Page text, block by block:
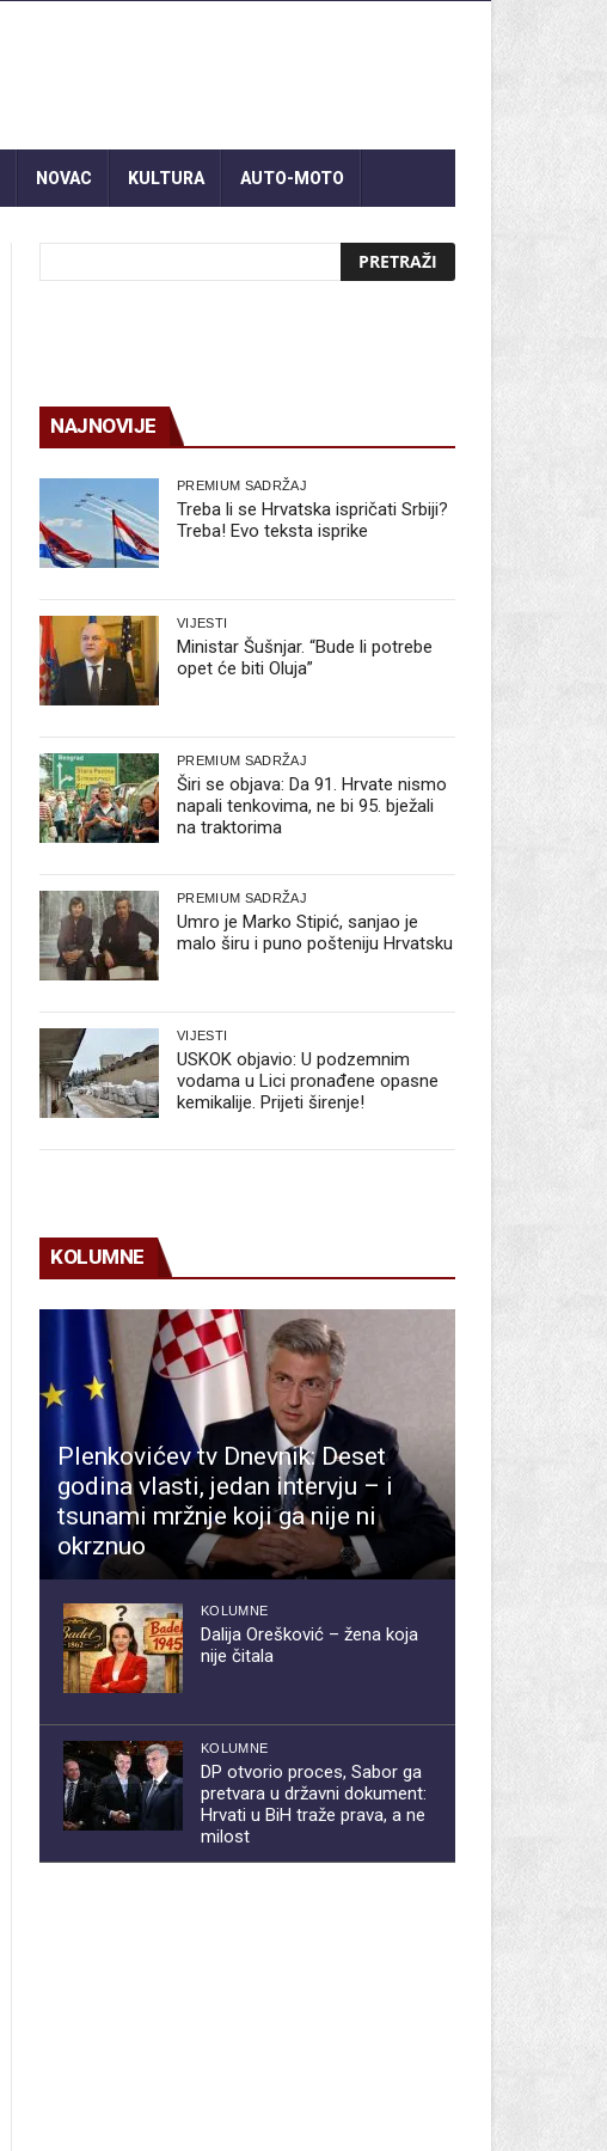
NOVAC KULTURA AUTO-MOTO
NAJNOVIJE
PREMIUM SADRŽAJ
Treba li se Hrvatska ispričati Srbiji?
Treba! Evo teksta isprike
VIJESTI
Ministar Šušnjar. “Bude li potrebe
opet će biti Oluja”
PREMIUM SADRŽAJ
Širi se objava: Da 91. Hrvate nismo
napali tenkovima, ne bi 95. bježali
na traktorima
PREMIUM SADRŽAJ
Umro je Marko Stipić, sanjao je
malo širu i puno pošteniju Hrvatsku
VIJESTI
USKOK objavio: U podzemnim
vodama u Lici pronađene opasne
kemikalije. Prijeti širenje!
KOLUMNE
Plenkovićev tv Dnevnik: Deset
godina vlasti, jedan intervju – i
tsunami mržnje koji ga nije ni
okrznuo
KOLUMNE
Dalija Orešković – žena koja
nije čitala
KOLUMNE
DP otvorio proces, Sabor ga
pretvara u državni dokument:
Hrvati u BiH traže prava, a ne
milost